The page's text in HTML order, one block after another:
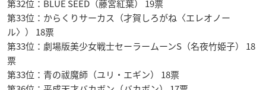
第32位：BLUE SEED（藤宮紅葉） 19票
第33位：からくりサーカス（才賀しろがね〈エレオノー
ル〉） 18票
第33位：劇場版美少女戦士セーラームーンS（名夜竹姫子） 18
票
第33位：青の祓魔師（ユリ・エギン） 18票